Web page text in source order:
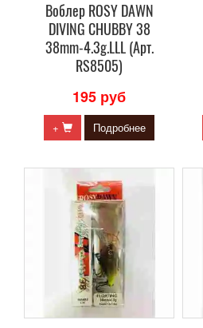
Воблер ROSY DAWN
DIVING CHUBBY 38
38mm-4.3g.LLL (Арт.
RS8505)
195 руб
+ Подробнее